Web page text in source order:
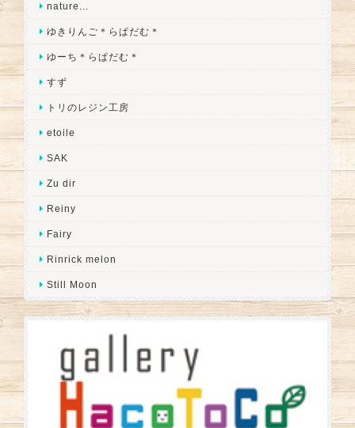
nature...
ゆきりんご＊らぱだむ＊
ゆーち＊らぱだむ＊
すず
トリのレジン工房
etoile
SAK
Zu dir
Reiny
Fairy
Rinrick melon
Still Moon